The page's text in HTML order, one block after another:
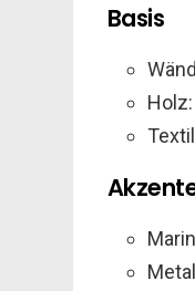
Basis